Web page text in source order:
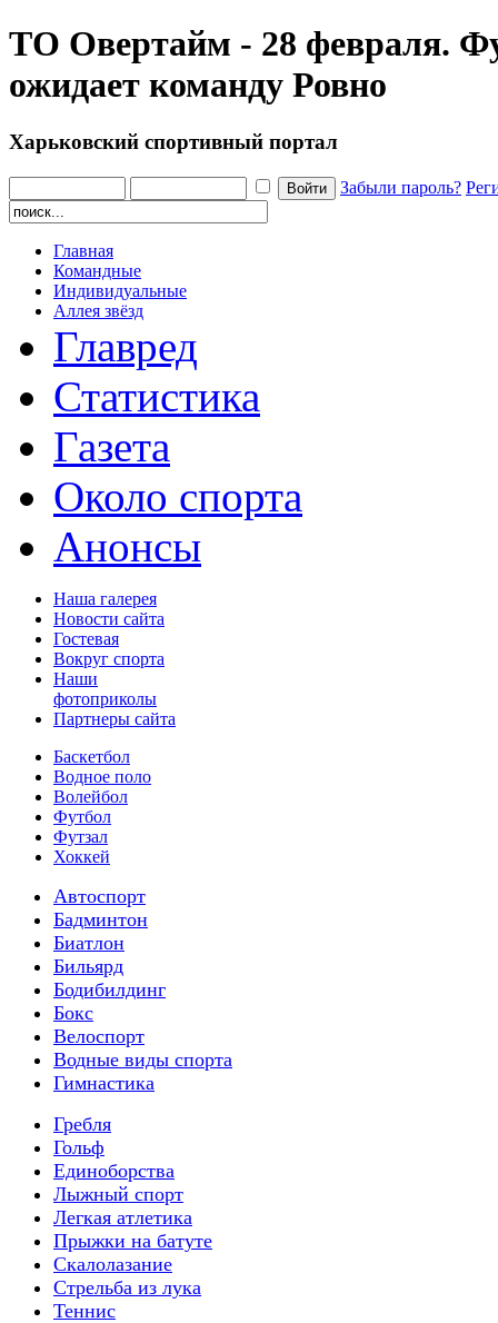
ТО Овертайм - 28 февраля.
ожидает команду Ровно
Харьковский спортивный портал
Забыли пароль?
Главная
Командные
Индивидуальные
Аллея звёзд
Главред
Статистика
Газета
Около спорта
Анонсы
Наша галерея
Новости сайта
Гостевая
Вокруг спорта
Наши
фотоприколы
Партнеры сайта
Баскетбол
Водное поло
Волейбол
Футбол
Футзал
Хоккей
Автоспорт
Бадминтон
Биатлон
Бильярд
Бодибилдинг
Бокс
Велоспорт
Водные виды спорта
Гимнастика
Гребля
Гольф
Единоборства
Лыжный спорт
Легкая атлетика
Прыжки на батуте
Скалолазание
Стрельба из лука
Теннис